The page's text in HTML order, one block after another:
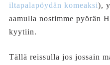
iltapalapöydän komeaksi),
aamulla nostimme pyörän
kyytiin.
Tällä reissulla jos jossain